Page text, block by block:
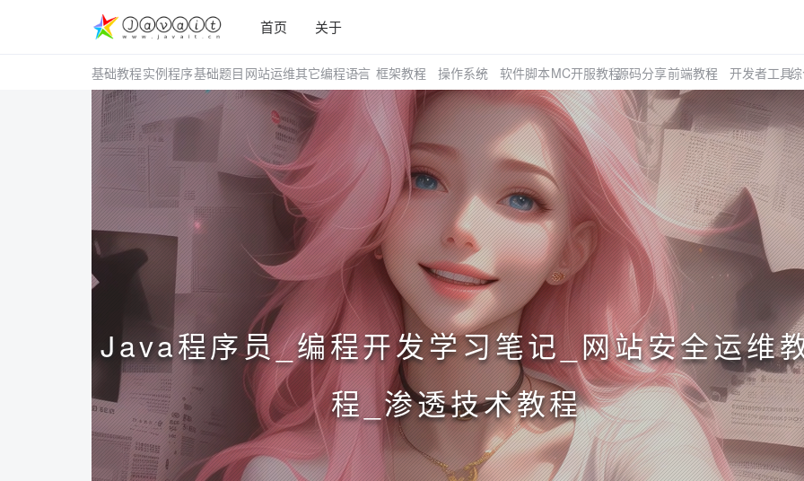
首页 关于
基础教程实例程序基础题目 网站运维其它编程语言 框架教程 操作系统 软件脚本MC开服教程源码分享前端教程 开发者工具
Java程序员_编程开发学习笔记_网站安全运维
程_渗透技术教程